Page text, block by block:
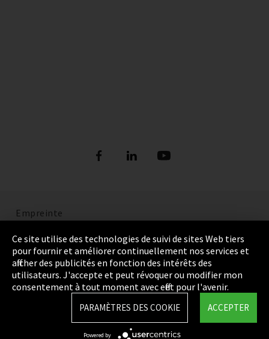
Empreinte
Politique de confidentialité
Cookie Settings
Termes et Conditions
Integrity Line
Ce site utilise des technologies de suivi de sites Web tiers
pour fournir et améliorer continuellement nos services et
afficher des publicités en fonction des intérêts des
utilisateurs. J'accepte et peut révoquer ou modifier mon
consentement à tout moment avec effet pour l'avenir.
ACCEPTER
PARAMÈTRES DES COOKIE
Powered by